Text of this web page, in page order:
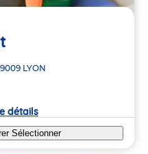
LYON
détails
Sélectionner